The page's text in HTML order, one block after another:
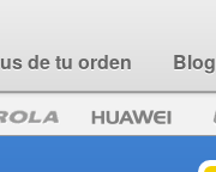
de tu orden Blog